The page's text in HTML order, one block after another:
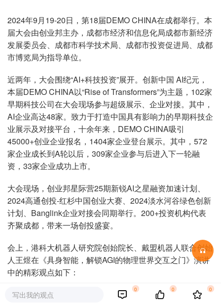
2024年9月19-20日，第18届DEMO CHINA在成都举行。本
届大会由创业邦主办，成都市经济和信息化局成都市新经济
发展委员会、成都市科学技术局、成都市投资促进局、成都
市博览局为指导单位。
近两年，大会围绕“AI+科技投资”展开。创新中国 AI纪元，
本届DEMO CHINA以“Rise of Transformers”为主题，102家
早期科技公司在大会现场参与超级展示、企业对接。其中，
AI企业高达48家。致力于打造中国具有影响力的早期科技企
业展示及对接平台，十余年来，DEMO CHINA吸引
45000+创业企业报名，1404家企业登台展示。其中，572
家企业成长到A轮以后，309家企业参与后进入下一轮融
资，33家企业成功上市。
大会现场，创业邦星际营25期新锐AI之星融资加速计划、
2024高通创投-红杉中国创业大赛、2024淡水河谷绿色创新
计划、Banglink企业对接会同期举行。200+投资机构代表
齐聚成都，带来一场创投盛宴。
会上，港科大机器人研究院创始院长、戴盟机器人联合创始
人王煜在《具身智能，解锁AGI的物理世界交互之门》演讲
中的精彩观点如下：
1. 人形机器人需要与物理世界进行互动，并理解我们的世
写出我的观点
0 0 0